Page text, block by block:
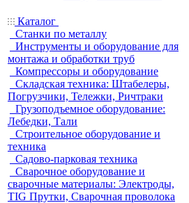
Каталог
Станки по металлу
Инструменты и оборудование для
монтажа и обработки труб
Компрессоры и оборудование
Складская техника: Штабелеры,
Погрузчики, Тележки, Ричтраки
Грузоподъемное оборудование:
Лебедки, Тали
Строительное оборудование и
техника
Садово-парковая техника
Сварочное оборудование и
сварочные материалы: Электроды,
TIG Прутки, Сварочная проволока